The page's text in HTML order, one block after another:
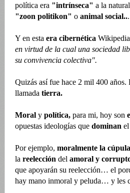
política era "intrínseca" a la
"zoon politikon" o animal social..
Y en esta era cibernética
en virtud de la cual una sociedad
su convivencia colectiva".
Quizás así fue hace 2 mil 400 años.
llamada tierra.
Moral y política, para mi, hoy son
opuestas ideologías que dominan
Por ejemplo, moralmente la
la reelección del amoral y
que apoyarán su reelección… el
hay mano inmoral y peluda… y les